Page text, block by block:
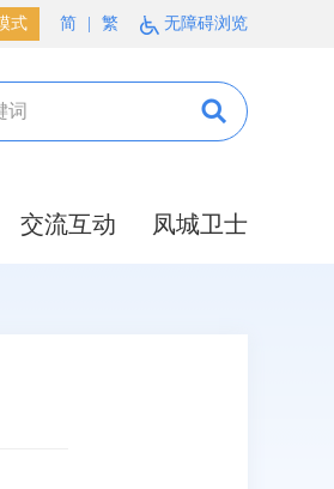
式 简 繁 无障碍浏览
交流互动 凤城卫士